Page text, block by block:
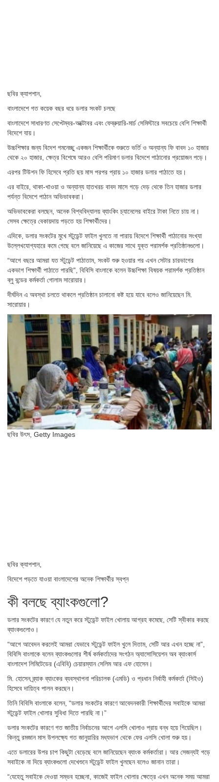
ছবির ক্যাপশান,
বাংলাদেশে গত কয়েক বছর ধরে ডলার সংকট চলছে
বাংলাদেশে সাধারণত সেপ্টেম্বর-অক্টোবর এবং ফেব্রুয়ারি-মার্চ সেমিস্টারে সবচেয়ে বেশি শিক্ষার্থী
বিদেশে যায়।
উচ্চশিক্ষার জন্য বিদেশ গমনেচ্ছু একজন শিক্ষার্থীকে শুরুতে ভর্তি ও অন্যান্য ফি বাবদ ১০ হাজার
থেকে ২০ হাজার, ক্ষেত্র বিশেষে আরও বেশি পরিমাণ ডলার বিদেশে পাঠানোর প্রয়োজন পড়ে।
এরপর টিউশন ফি হিসেবে প্রতি ছয় মাস পরপর প্রায় ১০ হাজার ডলার পাঠাতে হয়।
এর বাইরে, থাকা-খাওয়া ও অন্যান্য হাতখরচ বাবদ মাসে গড়ে দেড় থেকে তিন হাজার ডলার
পর্যন্ত বিদেশে পাঠান অভিভাবকরা।
অভিভাবকেরা বলছেন, অনেক বিশ্ববিদ্যালয় ব্যাংকিং চ্যানেলের বাইরে টাকা নিতে চায় না।
সেসব ক্ষেত্রে বেকায়দায় পড়তে হয় শিক্ষার্থীদের।
এদিকে, ডলার সংকটের মুখে স্টুডেন্ট ফাইল খুলতে না পারায় বিদেশে শিক্ষার্থী পাঠানোর সংখ্যা
উল্লেখযোগ্যহারে কমে গেছে বলে জানিয়েছে এ কাজের সাথে যুক্ত পরামর্শক প্রতিষ্ঠানগুলো।
“আগে বছরে আমরা যত স্টুডেন্ট পাঠাতাম, সংকট শুরু হওয়ার পর এখন সেটার চারভাগের
একভাগ শিক্ষার্থী পাঠাতে পারছি”, বিবিসি বাংলাকে বলেন উচ্চশিক্ষা বিষয়ক পরামর্শক প্রতিষ্ঠান
ব্লু বন্ডের কর্মকর্তা গোলাম সারোয়ার।
দীর্ঘদিন এ অবস্থা চলতে থাকলে প্রতিষ্ঠান চালানো কষ্ট হয়ে যাবে বলেও জানিয়েছেন মি.
সারোয়ার।
ছবির উৎস, Getty Images
ছবির ক্যাপশান,
বিদেশে পড়তে যাওয়া বাংলাদেশের অনেক শিক্ষার্থীর স্বপ্ন
কী বলছে ব্যাংকগুলো?
ডলার সংকটের কারণে যে নতুন করে স্টুডেন্ট ফাইল খোলায় আগ্রহ কমেছে, সেটি স্বীকার করছে
ব্যাংকগুলোও।
“আগে আবেদন করলেই আমরা যেভাবে স্টুডেন্ট ফাইল খুলে দিতাম, সেটি আর এখন হচ্ছে না”,
বিবিসি বাংলাকে বলেন ব্যাংকগুলোর শীর্ষ কর্মকর্তাদের সংগঠন অ্যাসোসিয়েশন অব ব্যাংকার্স
বাংলাদেশ লিমিটেডের (এবিবি) চেয়ারম্যান সেলিম আর এফ হোসেন।
মি. হোসেন ব্র্যাক ব্যাংকের ব্যবস্থাপনা পরিচালক (এমডি) ও প্রধান নির্বাহী কর্মকর্তা (সিইও)
হিসেবে দায়িত্ব পালন করছেন।
তিনি বিবিসি বাংলাকে বলেন, “ডলার সংকটের কারণে আবেদনকারী শিক্ষার্থীদের সবাইকে আমরা
স্টুডেন্ট ফাইল খোলার সুবিধা দিতে পারছি না।”
ডলার সংকটের কারণে গত জাতীয় নির্বাচনের আগে এলসি খোলাও প্রায় বন্ধ হয়ে গিয়েছিল।
কিন্তু রমজান মাস উপলক্ষ্যে গত জানুয়ারির মধ্যভাগ থেকে ফের এলসি খোলা শুরু হয়।
এতে ডলারের উপর চাপ কিছুটা বেড়েছে বলে জানিয়েছেন ব্যাংক কর্মকর্তারা। আর সেজন্যই গড়ে
সবাইকে না দিয়ে ব্যাংকগুলো দেখেশুনে স্টুডেন্ট ফাইল খুলছেন বলেও জানান তারা।
“যেহেতু সবাইকে দেওয়া সম্ভব হচ্ছেনা, কাজেই ফাইল খোলার ক্ষেত্রে এখন অনেক সময় আমরা